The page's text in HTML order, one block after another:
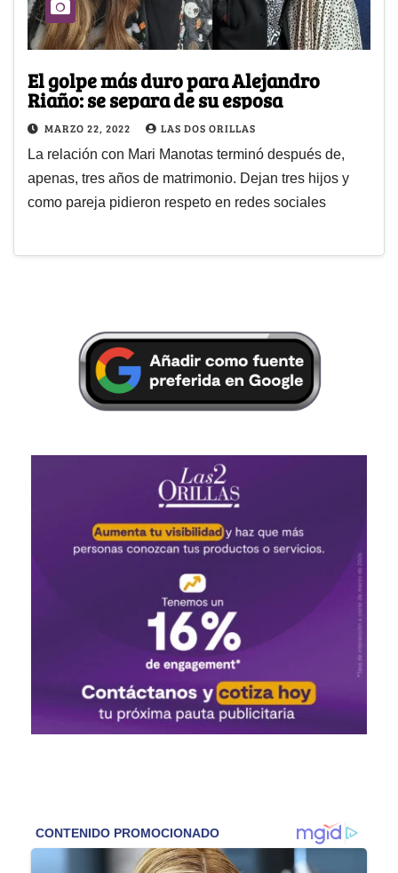
El golpe más duro para Alejandro
Riaño: se separa de su esposa
MARZO 22, 2022 LAS DOS ORILLAS
La relación con Mari Manotas terminó después de,
apenas, tres años de matrimonio. Dejan tres hijos y
como pareja pidieron respeto en redes sociales